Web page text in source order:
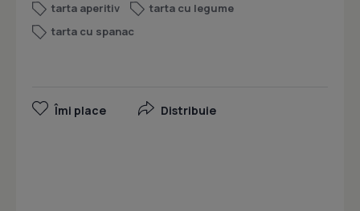
tarta aperitiv
tarta cu legume
tarta cu spanac
Îmi place Distribuie